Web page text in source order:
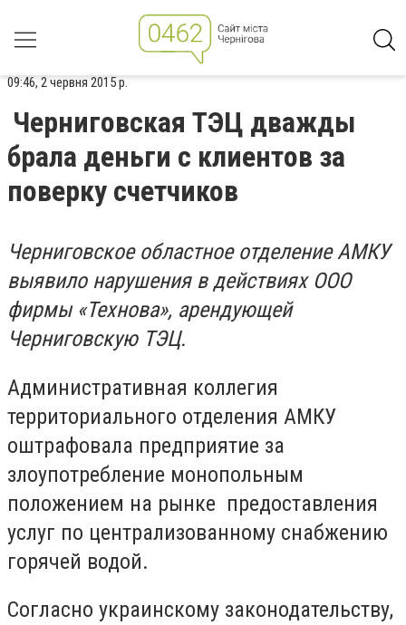
09:46, 2 червня 2015 р.
Черниговская ТЭЦ дважды
брала деньги с клиентов за
поверку счетчиков
Черниговское областное отделение АМКУ
выявило нарушения в действиях ООО
фирмы «Технова», арендующей
Черниговскую ТЭЦ.
Административная коллегия
территориального отделения АМКУ
оштрафовала предприятие за
злоупотребление монопольным
положением на рынке предоставления
услуг по централизованному снабжению
горячей водой.
Согласно украинскому законодательству,